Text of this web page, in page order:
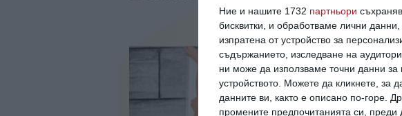
Ние и нашите 1732 партньори
бисквитки, и обработваме лични
изпратена от устройство за
съдържанието, изследване на
ни може да използваме точни данни
устройството. Можете да кликнете, за
данните ви, както е описано по-горе.
промените предпочитанията си, преди